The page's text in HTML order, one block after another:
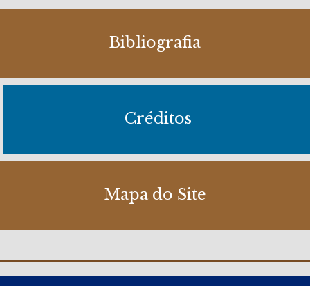
Bibliografia
Créditos
Mapa do Site